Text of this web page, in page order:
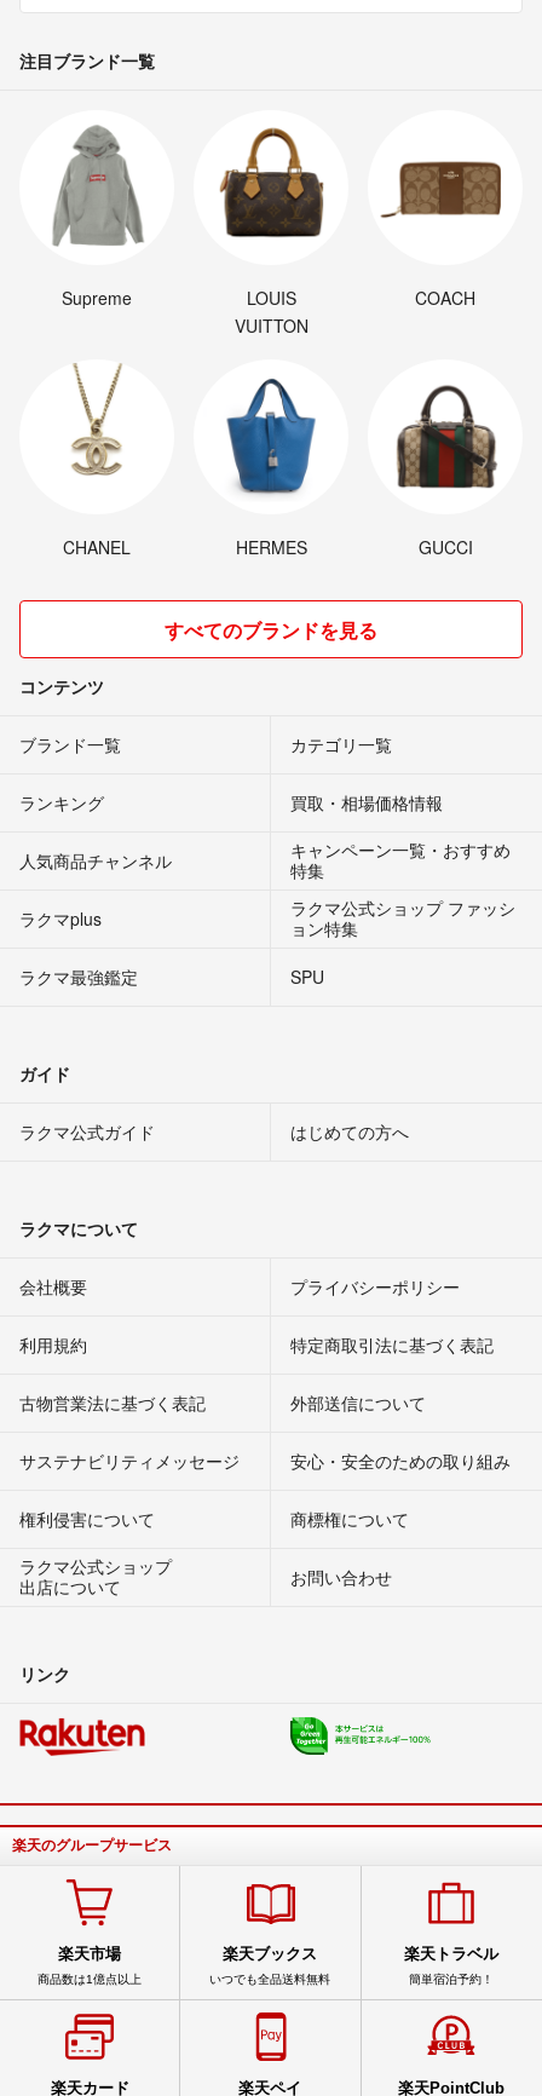
注目ブランド一覧
Supreme
LOUIS
VUITTON
COACH
CHANEL HERMES GUCCI
すべてのブランドを見る
コンテンツ
ブランド一覧 カテゴリ一覧
ランキング 買取・相場価格情報
人気商品チャンネル
キャンペーン一覧・おすすめ
特集
ラクマplus
ラクマ公式ショップ ファッシ
ョン特集
ラクマ最強鑑定
SPU
ガイド
ラクマ公式ガイド はじめての方へ
ラクマについて
会社概要 プライバシーポリシー
利用規約 特定商取引法に基づく表記
古物営業法に基づく表記 外部送信について
サステナビリティメッセージ 安心・安全のための取り組み
権利侵害について
商標権について
ラクマ公式ショップ
出店について
お問い合わせ
リンク
楽天のグループサービス
楽天市場
商品数は1億点以上
楽天ブックス
いつでも全品送料無料
楽天トラベル
簡単宿泊予約！
楽天カード 楽天ペイ 楽天PointClub